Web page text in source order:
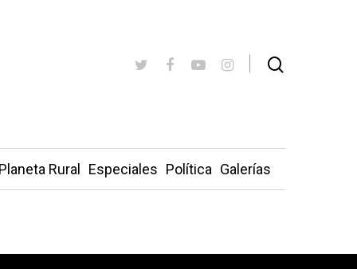
Planeta Rural Especiales Política Galerías